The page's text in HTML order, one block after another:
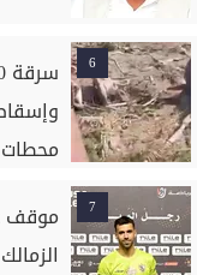
6
محطات
7
موقف
الزمالك